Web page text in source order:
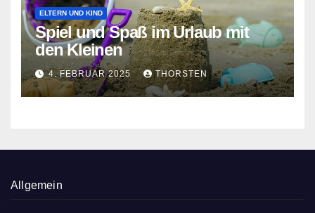
ELTERN UND KIND
Spiel und Spaß im Urlaub mit
den Kleinen
4. FEBRUAR 2025 THORSTEN
Allgemein